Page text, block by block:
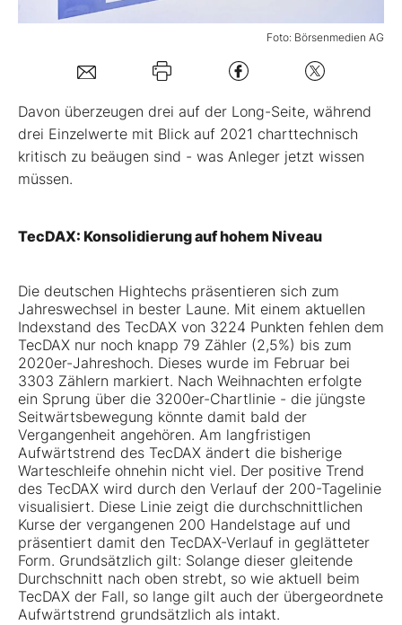
Kontakt
Foto: Börsenmedien AG
Davon überzeugen drei auf der Long-Seite, während
drei Einzelwerte mit Blick auf 2021 charttechnisch
kritisch zu beäugen sind - was Anleger jetzt wissen
müssen.
TecDAX: Konsolidierung auf hohem Niveau
Die deutschen Hightechs präsentieren sich zum
Jahreswechsel in bester Laune. Mit einem aktuellen
Indexstand des TecDAX von 3224 Punkten fehlen dem
TecDAX nur noch knapp 79 Zähler (2,5%) bis zum
2020er-Jahreshoch. Dieses wurde im Februar bei
3303 Zählern markiert. Nach Weihnachten erfolgte
ein Sprung über die 3200er-Chartlinie - die jüngste
Seitwärtsbewegung könnte damit bald der
Vergangenheit angehören. Am langfristigen
Aufwärtstrend des TecDAX ändert die bisherige
Warteschleife ohnehin nicht viel. Der positive Trend
des TecDAX wird durch den Verlauf der 200-Tagelinie
visualisiert. Diese Linie zeigt die durchschnittlichen
Kurse der vergangenen 200 Handelstage auf und
präsentiert damit den TecDAX-Verlauf in geglätteter
Form. Grundsätzlich gilt: Solange dieser gleitende
Durchschnitt nach oben strebt, so wie aktuell beim
TecDAX der Fall, so lange gilt auch der übergeordnete
Aufwärtstrend grundsätzlich als intakt.